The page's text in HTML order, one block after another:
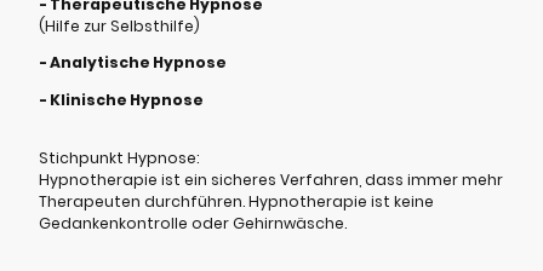
- Therapeutische Hypnose
(Hilfe zur Selbsthilfe)
- Analytische Hypnose
- Klinische Hypnose
Stichpunkt Hypnose:
Hypnotherapie ist ein sicheres Verfahren, dass immer mehr
Therapeuten durchführen. Hypnotherapie ist keine
Gedankenkontrolle oder Gehirnwäsche.